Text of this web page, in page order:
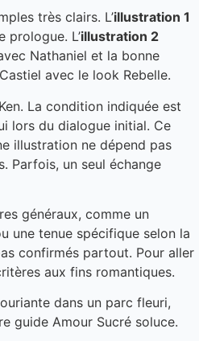
très clairs. L’illustration 1
prologue. L’illustration 2
Nathaniel et la bonne
avec le look Rebelle.
La condition indiquée est
lors du dialogue initial. Ce
illustration ne dépend pas
Parfois, un seul échange
généraux, comme un
une tenue spécifique selon la
confirmés partout. Pour aller
aux fins romantiques.